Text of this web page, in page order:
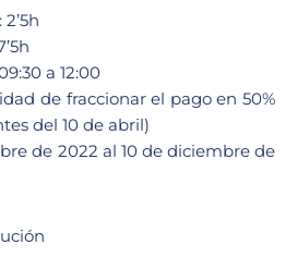
: 2’5h
a 12:00
de fraccionar el pago en 50%
del 10 de abril)
de 2022 al 10 de diciembre de